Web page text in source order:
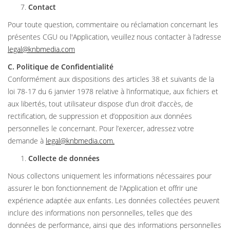
Contact
Pour toute question, commentaire ou réclamation concernant les
présentes CGU ou l'Application, veuillez nous contacter à l’adresse
legal@knbmedia.com
C. Politique de Confidentialité
Conformément aux dispositions des articles 38 et suivants de la
loi 78-17 du 6 janvier 1978 relative à l’informatique, aux fichiers et
aux libertés, tout utilisateur dispose d’un droit d’accès, de
rectification, de suppression et d’opposition aux données
personnelles le concernant. Pour l’exercer, adressez votre
demande à legal@knbmedia.com.
Collecte de données
Nous collectons uniquement les informations nécessaires pour
assurer le bon fonctionnement de l'Application et offrir une
expérience adaptée aux enfants. Les données collectées peuvent
inclure des informations non personnelles, telles que des
données de performance, ainsi que des informations personnelles